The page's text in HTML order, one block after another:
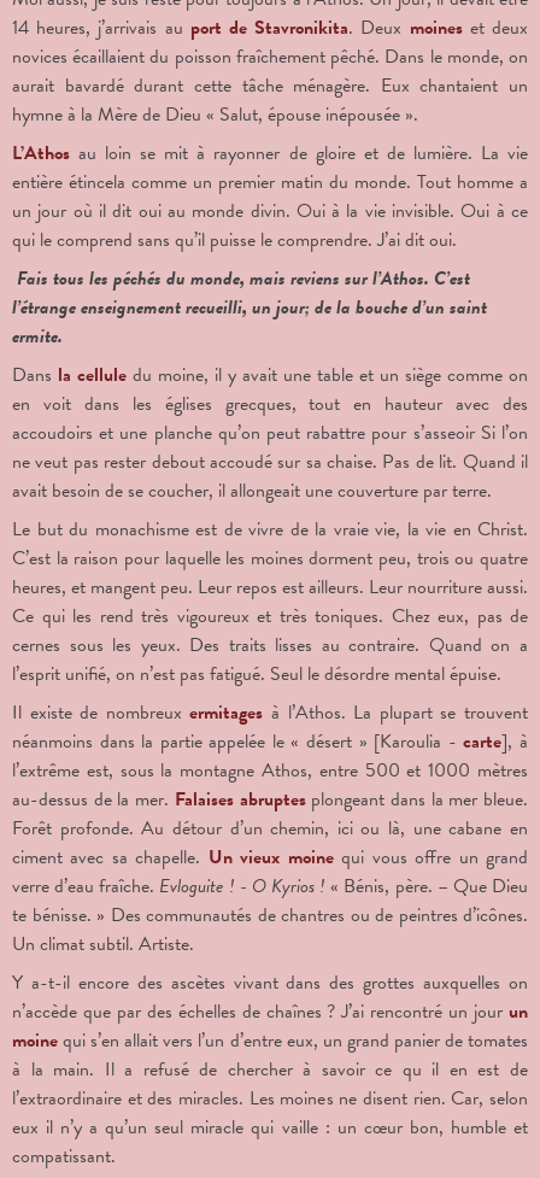
14 heures, j’arrivais au port de Stavronikita. Deux moines et deux
novices écaillaient du poisson fraîchement pêché. Dans le monde, on
aurait bavardé durant cette tâche ménagère. Eux chantaient un
hymne à la Mère de Dieu « Salut, épouse inépousée ».
L’Athos au loin se mit à rayonner de gloire et de lumière. La vie
entière étincela comme un premier matin du monde. Tout homme a
un jour où il dit oui au monde divin. Oui à la vie invisible. Oui à ce
qui le comprend sans qu’il puisse le comprendre. J’ai dit oui.
Fais tous les péchés du monde, mais reviens sur l’Athos. C’est
l’étrange enseignement recueilli, un jour; de la bouche d’un saint
ermite.
Dans la cellule du moine, il y avait une table et un siège comme on
en voit dans les églises grecques, tout en hauteur avec des
accoudoirs et une planche qu’on peut rabattre pour s’asseoir Si l’on
ne veut pas rester debout accoudé sur sa chaise. Pas de lit. Quand il
avait besoin de se coucher, il allongeait une couverture par terre.
Le but du monachisme est de vivre de la vraie vie, la vie en Christ.
C’est la raison pour laquelle les moines dorment peu, trois ou quatre
heures, et mangent peu. Leur repos est ailleurs. Leur nourriture aussi.
Ce qui les rend très vigoureux et très toniques. Chez eux, pas de
cernes sous les yeux. Des traits lisses au contraire. Quand on a
l’esprit unifié, on n’est pas fatigué. Seul le désordre mental épuise.
Il existe de nombreuxermitages à l’Athos. La plupart se trouvent
néanmoins dans la partie appelée le « désert » [Karoulia -carte], à
l’extrême est, sous la montagne Athos, entre 500 et 1000 mètres
au-dessus de la mer. Falaises abruptes plongeant dans la mer bleue.
Forêt profonde. Au détour d’un chemin, ici ou là, une cabane en
ciment avec sa chapelle. Un vieux moinequi vous offre un grand
verre d’eau fraîche. Evloguite ! - O Kyrios ! « Bénis, père. – Que Dieu
te bénisse. » Des communautés de chantres ou de peintres d’icônes.
Un climat subtil. Artiste.
Y a-t-il encore des ascètes vivant dans des grottes auxquelles on
n’accède que par des échelles de chaînes ? J’ai rencontré un jour un
moinequi s’en allait vers l’un d’entre eux, un grand panier de tomates
à la main. Il a refusé de chercher à savoir ce qu il en est de
l’extraordinaire et des miracles. Les moines ne disent rien. Car, selon
eux il n’y a qu’un seul miracle qui vaille : un cœur bon, humble et
compatissant.